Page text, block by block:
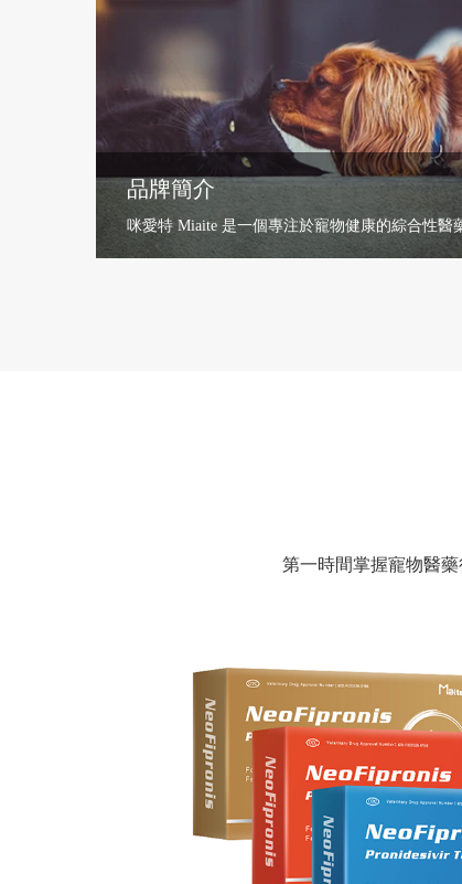
品牌簡介
咪愛特 Miaite 是一個專注於寵物健康的綜合性醫
品牌。我們致力於為貓狗提供高品質、科學配方
第一時間掌握寵物醫